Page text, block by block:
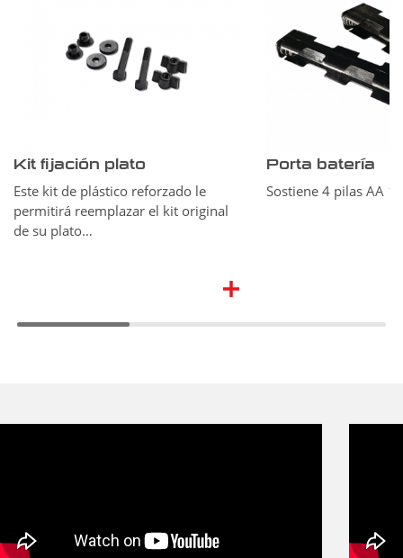
Kit fijación plato
Este kit de plástico reforzado le
permitirá reemplazar el kit original
de su plato…
Porta batería
Sostiene 4 pilas AA